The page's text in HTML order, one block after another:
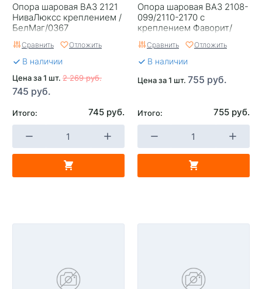
Опора шаровая ВАЗ 2121
НиваЛюксс креплением /
БелМаг/0367
Сравнить Отложить
В наличии
Цена за 1 шт. 2 269 руб.
745 руб.
Итого: 745 руб.
Опора шаровая ВАЗ 2108-
099/2110-2170 с
креплением Фаворит/
БелМаг/1388
Сравнить Отложить
В наличии
Цена за 1 шт. 755 руб.
Итого: 755 руб.